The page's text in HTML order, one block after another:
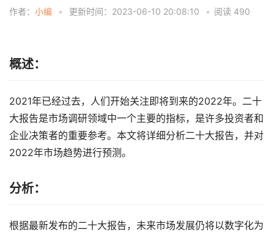
作者： 小编 • 更新时间：2023-06-10 20:08:10 • 阅读 490
概述：
2021年已经过去，人们开始关注即将到来的2022年。二十
大报告是市场调研领域中一个主要的指标，是许多投资者和
企业决策者的重要参考。本文将详细分析二十大报告，并对
2022年市场趋势进行预测。
分析：
根据最新发布的二十大报告，未来市场发展仍将以数字化为